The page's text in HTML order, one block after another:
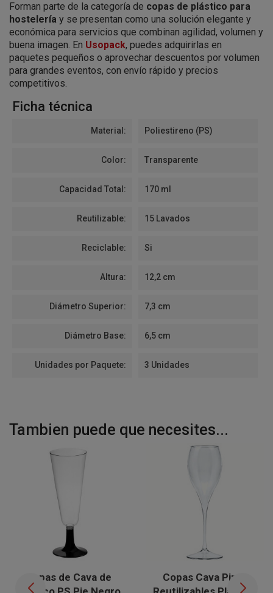
Forman parte de la categoría de copas de plástico para
hostelería y se presentan como una solución elegante y
económica para servicios que combinan agilidad, volumen y
buena imagen. En Usopack, puedes adquirirlas en
paquetes pequeños o aprovechar descuentos por volumen
para grandes eventos, con envío rápido y precios
competitivos.
Ficha técnica
Material: Poliestireno (PS)
Color: Transparente
Capacidad Total: 170 ml
Reutilizable: 15 Lavados
Reciclable: Si
Altura: 12,2 cm
Diámetro Superior: 7,3 cm
Diámetro Base: 6,5 cm
Unidades por Paquete: 3 Unidades
Tambien puede que necesites...
Copas de Cava de
Copas Cava Pinot